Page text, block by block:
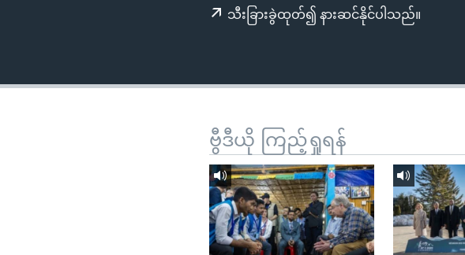
ကျော်
သီးခြားခွဲထုတ်၍ နားဆင်နိုင်ပါသည်။
ဗွီဒီယို ကြည့်ရှုရန်